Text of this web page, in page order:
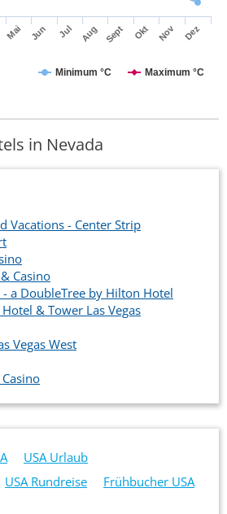
Minimum °C Maximum °C
Mai Jun Jul Aug Sept Okt Nov Dez
in Nevada
Vacations - Center Strip
Casino
- a DoubleTree by Hilton Hotel
& Tower Las Vegas
Vegas West
USA Urlaub
USA Rundreise
Frühbucher USA